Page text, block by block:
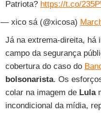
Patriota? https://t.co/
— xico sá (@xicosa)
Já na extrema-direita, há
campo da segurança
cobertura do caso do
bolsonarista. Os
colar na imagem de Lula
incondicional da mídia,